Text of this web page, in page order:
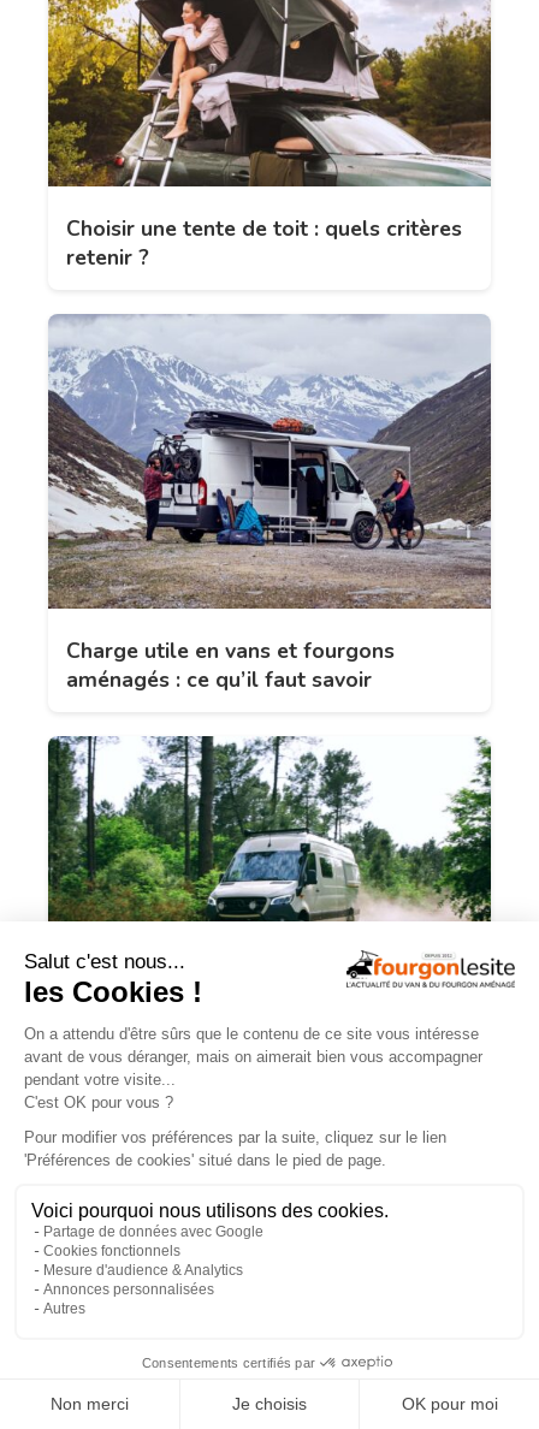
Choisir une tente de toit : quels critères
retenir ?
Charge utile en vans et fourgons
aménagés : ce qu’il faut savoir
Mercedes Sprinter : le 4×4 est-il
vraiment indispensable ?
ESSAIS